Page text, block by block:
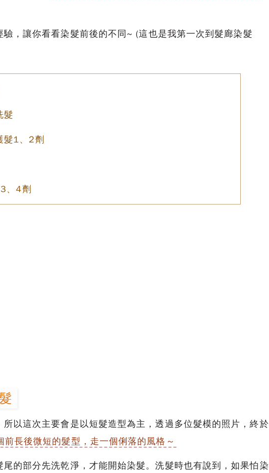
驗，讓你看看染髮前後的不同~ (這也是我第一次到髮廊染髮
髮
髮1、2劑
、4劑
以這次主要會是以短髮造型為主，透過多位髮模的照片，終於
前長後微短的髮型，走一個俐落的風格～
的部分先洗乾淨，才能開始染髮。洗髮時也有說到，如果怕染